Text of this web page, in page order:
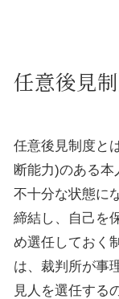
任意後見
任意後見制度と
断能力)のある
不十分な状態に
締結し、自己を
め選任しておく
は、裁判所が事
見人を選任する